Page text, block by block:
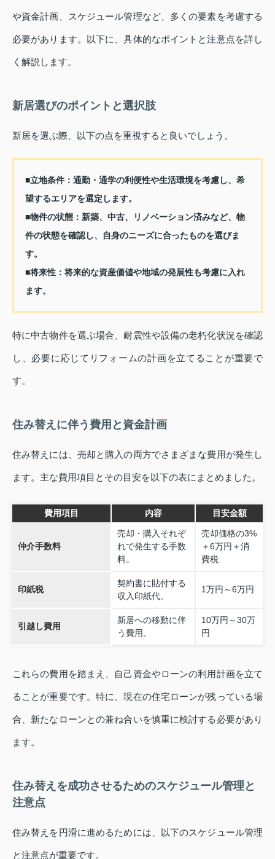
や資金計画、スケジュール管理など、多くの要素を考慮する
必要があります。以下に、具体的なポイントと注意点を詳し
く解説します。
新居選びのポイントと選択肢
新居を選ぶ際、以下の点を重視すると良いでしょう。
■立地条件： 通勤・通学の利便性や生活環境を考慮し、希
望するエリアを選定します。
■物件の状態： 新築、中古、リノベーション済みなど、物
件の状態を確認し、自身のニーズに合ったものを選びま
す。
■将来性： 将来的な資産価値や地域の発展性も考慮に入れ
ます。
特に中古物件を選ぶ場合、耐震性や設備の老朽化状況を確認
し、必要に応じてリフォームの計画を立てることが重要で
す。
住み替えに伴う費用と資金計画
住み替えには、売却と購入の両方でさまざまな費用が発生し
ます。主な費用項目とその目安を以下の表にまとめました。
費用項目 内容 目安金額
仲介手数料
売却・購入それぞ
れで発生する手数
料。
売却価格の3%
＋6万円＋消
費税
印紙税
契約書に貼付する
収入印紙代。
1万円～6万円
引越し費用
新居への移動に伴
う費用。
10万円～30万
円
これらの費用を踏まえ、自己資金やローンの利用計画を立て
ることが重要です。特に、現在の住宅ローンが残っている場
合、新たなローンとの兼ね合いを慎重に検討する必要があり
ます。
住み替えを成功させるためのスケジュール管理と
注意点
住み替えを円滑に進めるためには、以下のスケジュール管理
と注意点が重要です。